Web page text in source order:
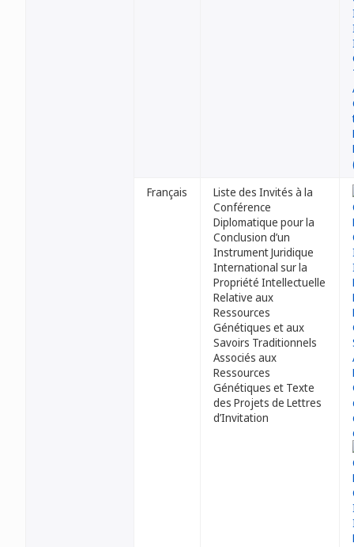
Français
Liste des Invités à la
Conférence
Diplomatique pour la
Conclusion d’un
Instrument Juridique
International sur la
Propriété Intellectuelle
Relative aux
Ressources
Génétiques et aux
Savoirs Traditionnels
Associés aux
Ressources
Génétiques et Texte
des Projets de Lettres
d’Invitation